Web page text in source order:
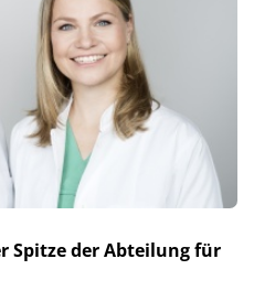
Spitze der Abteilung für